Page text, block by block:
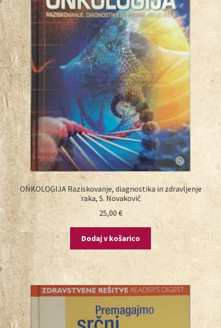
ONKOLOGIJA Raziskovanje, diagnostika in zdravljenje
raka, S. Novakovič
25,00 €
Dodaj v košarico